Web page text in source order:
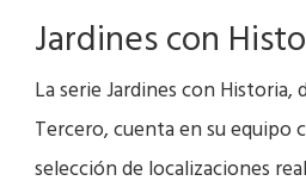
Jardines con
La serie Jardines con Historia,
Tercero, cuenta en su equipo
selección de localizaciones